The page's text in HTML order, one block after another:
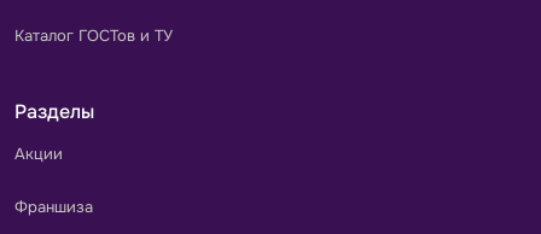
Каталог ГОСТов и ТУ
Разделы
Акции
Франшиза